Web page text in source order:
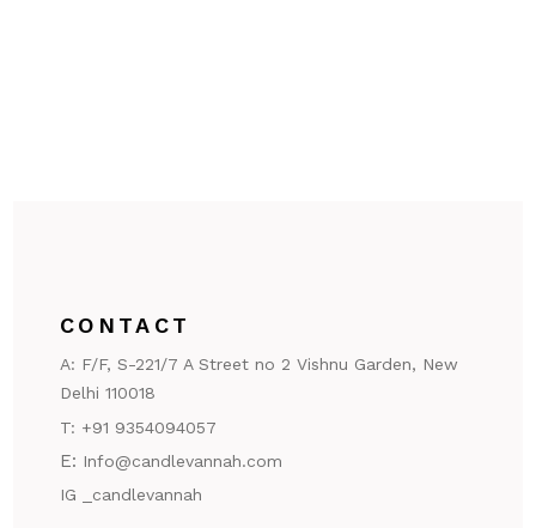
CONTACT
A: F/F, S-221/7 A Street no 2 Vishnu Garden, New
Delhi 110018
T: +91 9354094057
E: Info@candlevannah.com
IG _candlevannah